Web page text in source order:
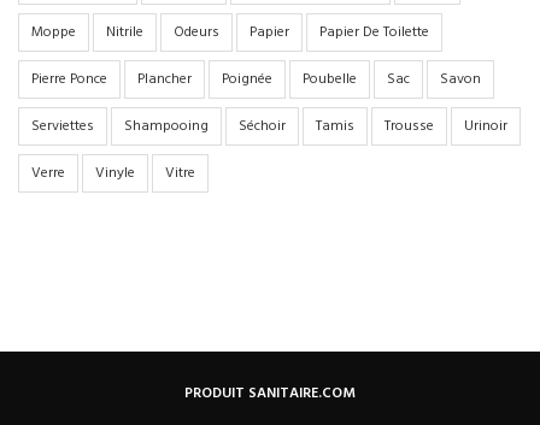
Moppe
Nitrile Odeurs Papier
Papier De Toilette
Pierre Ponce
Plancher Poignée Poubelle Sac
Savon
Serviettes
Shampooing Séchoir Tamis Trousse
Urinoir
Verre
Vinyle Vitre
PRODUIT SANITAIRE.COM